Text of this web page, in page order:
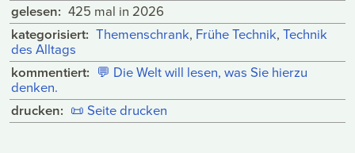
gelesen: 425 mal in 2026
kategorisiert: Themenschrank, Frühe Technik, Technik
des Alltags
kommentiert: 💬 Die Welt will lesen, was Sie hierzu
denken.
drucken: 📜 Seite drucken